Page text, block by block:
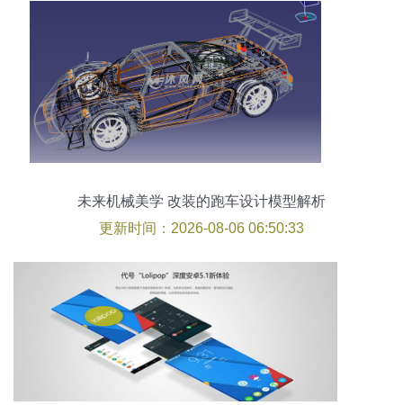
未来机械美学 改装的跑车设计模型解析
更新时间：2026-08-06 06:50:33